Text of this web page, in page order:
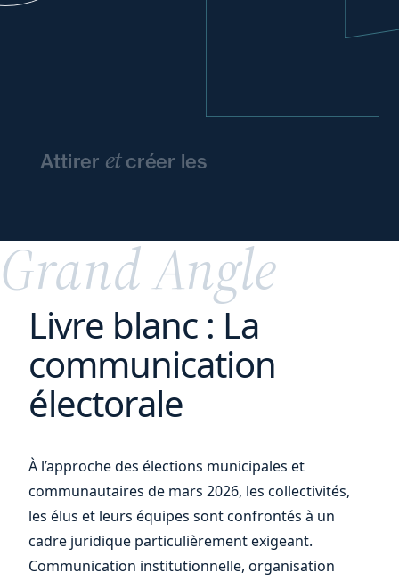
Attirer etcréer les
vos
Grand Angle
Livre blanc : La
communication
électorale
À l’approche des élections municipales et
communautaires de mars 2026, les collectivités,
les élus et leurs équipes sont confrontés à un
cadre juridique particulièrement exigeant.
Communication institutionnelle, organisation